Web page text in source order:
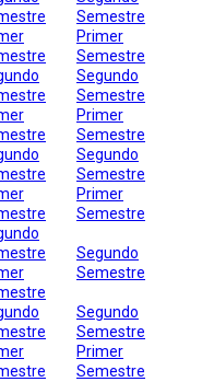
Semestre
Primer
Semestre
Segundo
Semestre
Primer
Semestre
Segundo
Semestre
Primer
Semestre
Segundo
Semestre
Segundo
Semestre
Primer
Semestre